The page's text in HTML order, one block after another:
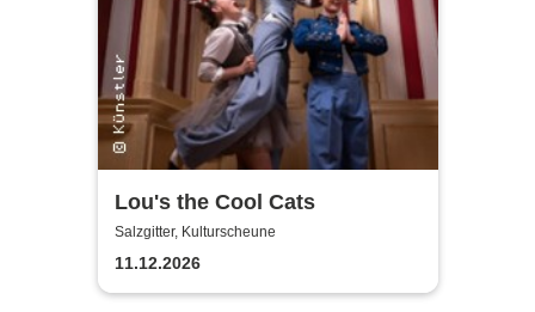
Lou's the Cool Cats
Salzgitter, Kulturscheune
11.12.2026